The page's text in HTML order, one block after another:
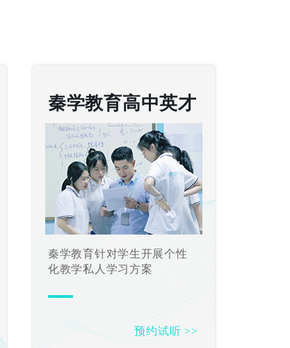
秦学教育高中英才
秦学教育针对学生开展个性
化教学私人学习方案
预约试听 >>